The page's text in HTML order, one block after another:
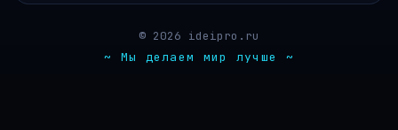
© 2026 ideipro.ru
~ Мы делаем мир лучше ~